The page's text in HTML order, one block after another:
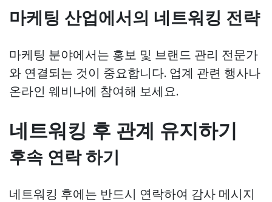
마케팅 산업에서의 네트워킹 전략
마케팅 분야에서는 홍보 및 브랜드 관리 전문가
와 연결되는 것이 중요합니다. 업계 관련 행사나
온라인 웨비나에 참여해 보세요.
네트워킹 후 관계 유지하기
후속 연락 하기
네트워킹 후에는 반드시 연락하여 감사 메시지